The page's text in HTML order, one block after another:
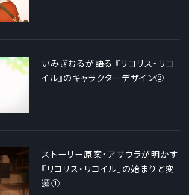
いみぎむるが語る 『リコリス・リコ
イル』のキャラクターデザイン②
ストーリー原案・アサウラが明かす
『リコリス・リコイル』の始まりと変
遷①